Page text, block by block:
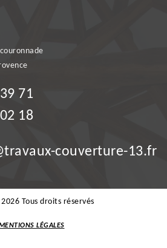
71
18
couverture-13.fr
Tous droits réservés
LÉGALES